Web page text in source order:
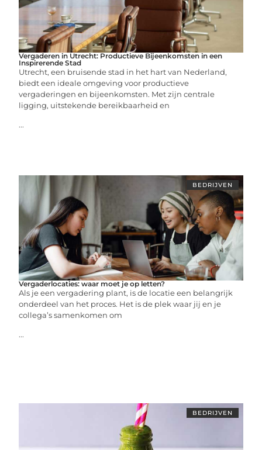
Vergaderen in Utrecht: Productieve Bijeenkomsten in een
Inspirerende Stad
Utrecht, een bruisende stad in het hart van Nederland,
biedt een ideale omgeving voor productieve
vergaderingen en bijeenkomsten. Met zijn centrale
ligging, uitstekende bereikbaarheid en
...
BEDRIJVEN
Vergaderlocaties: waar moet je op letten?
Als je een vergadering plant, is de locatie een belangrijk
onderdeel van het proces. Het is de plek waar jij en je
collega’s samenkomen om
...
BEDRIJVEN